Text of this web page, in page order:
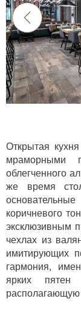
Открытая
мраморными
облегченного
же время
коричневого
эксклюзивным
чехлах из
имитирующих
гармония,
ярких
располагающую